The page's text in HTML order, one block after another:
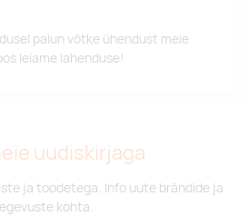
palun võtke ühendust meie
leiame lahenduse!
uudiskirjaga
ja toodetega. Info uute brändide ja
kohta.